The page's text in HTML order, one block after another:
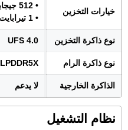
خيارات التخزين
• 512 جيجابايت (16 جيجابايت)
• 1 تيرابايت (24 جيجابايت)
نوع ذاكرة التخزين UFS 4.0
نوع ذاكرة الرام LPDDR5X
الذاكرة الخارجية لا يدعم
نظام التشغيل